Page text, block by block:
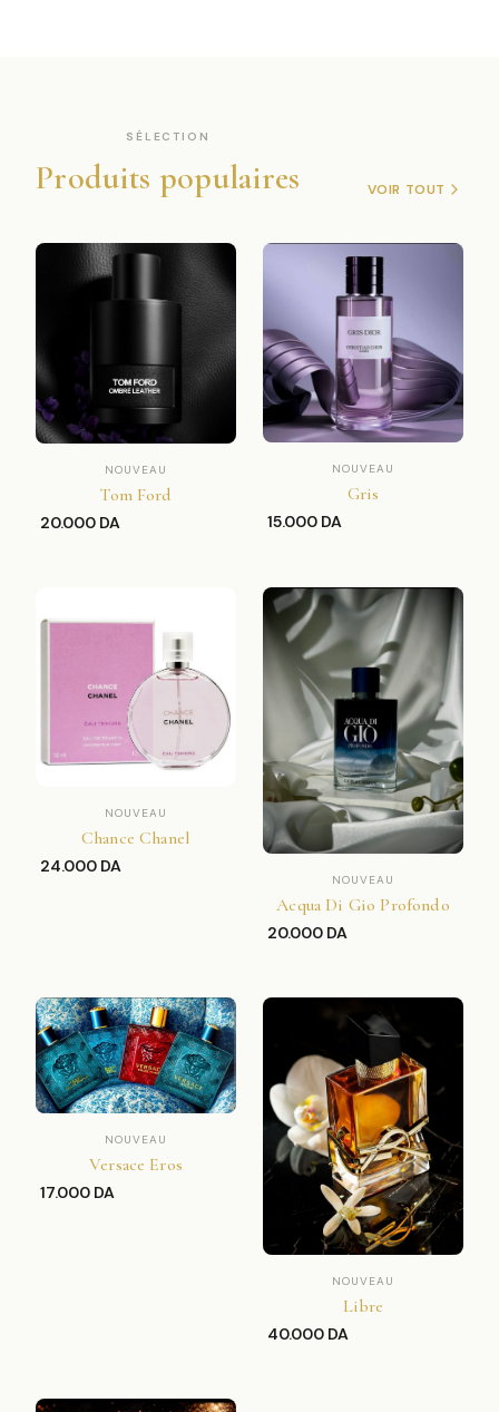
SÉLECTION
Produits populaires VOIR TOUT
NOUVEAU
Tom Ford
20.000 DA
NOUVEAU
Gris
15.000 DA
NOUVEAU
Chance Chanel
24.000 DA
NOUVEAU
Acqua Di Gio Profondo
20.000 DA
NOUVEAU
Versace Eros
17.000 DA
NOUVEAU
Libre
40.000 DA